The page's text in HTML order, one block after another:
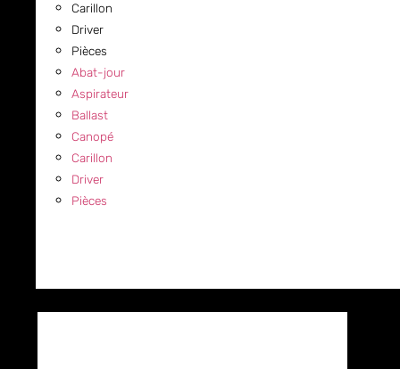
Carillon
Driver
Pièces
Abat-jour
Aspirateur
Ballast
Canopé
Carillon
Driver
Pièces